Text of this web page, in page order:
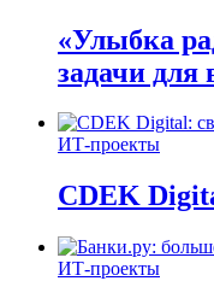
«Улыбка
задачи для
ИТ-проекты
CDEK
ИТ-проекты